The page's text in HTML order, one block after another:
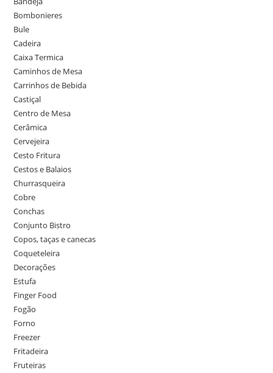
Bombonieres
Bule
Cadeira
Caixa Termica
Caminhos de Mesa
Carrinhos de Bebida
Castiçal
Centro de Mesa
Cerâmica
Cervejeira
Cesto Fritura
Cestos e Balaios
Churrasqueira
Cobre
Conchas
Conjunto Bistro
Copos, taças e canecas
Coqueteleira
Decorações
Estufa
Finger Food
Fogão
Forno
Freezer
Fritadeira
Fruteiras